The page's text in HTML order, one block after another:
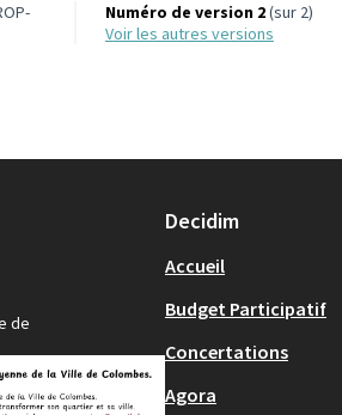
Numéro de version 2(sur 2)
voir les autres versions
de
Decidim
Accueil
Budget Participatif
Concertations
Agora